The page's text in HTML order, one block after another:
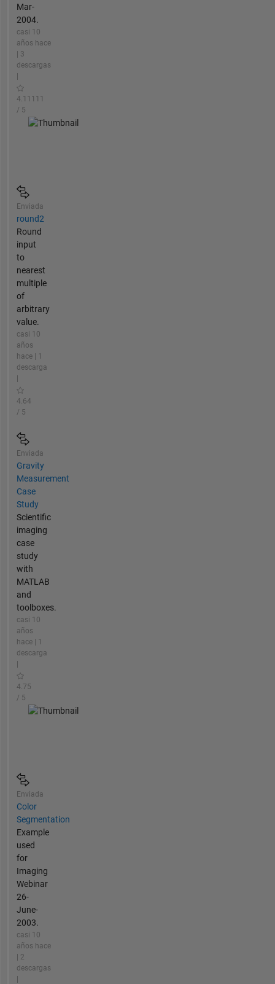
Mar-
2004.
casi 10
años hace
| 3
descargas
4.11111
/ 5
Enviada
round2
Round
input
to
nearest
multiple
of
arbitrary
value.
casi 10
años
hace | 1
descarga
4.64
/ 5
Enviada
Gravity
Measurement
Case
Study
Scientific
imaging
case
study
with
MATLAB
and
toolboxes.
casi 10
años
hace | 1
descarga
4.75
/ 5
Enviada
Color
Segmentation
Example
used
for
Imaging
Webinar
26-
June-
2003.
casi 10
años hace
| 2
descargas